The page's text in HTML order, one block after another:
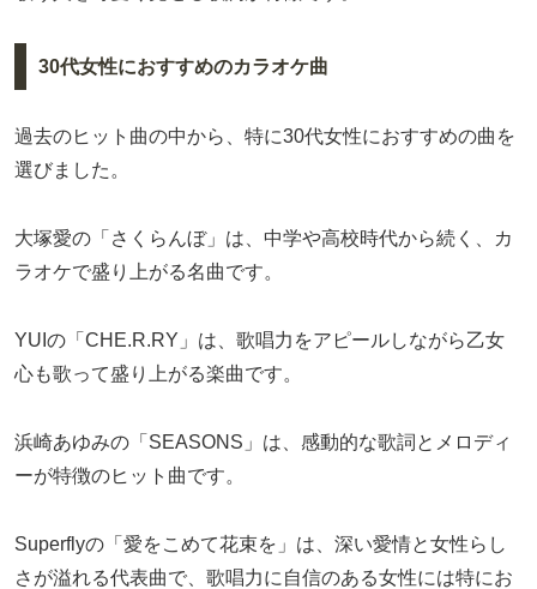
30代女性におすすめのカラオケ曲
過去のヒット曲の中から、特に30代女性におすすめの曲を
選びました。
大塚愛の「さくらんぼ」は、中学や高校時代から続く、カ
ラオケで盛り上がる名曲です。
YUIの「CHE.R.RY」は、歌唱力をアピールしながら乙女
心も歌って盛り上がる楽曲です。
浜崎あゆみの「SEASONS」は、感動的な歌詞とメロディ
ーが特徴のヒット曲です。
Superflyの「愛をこめて花束を」は、深い愛情と女性らし
さが溢れる代表曲で、歌唱力に自信のある女性には特にお